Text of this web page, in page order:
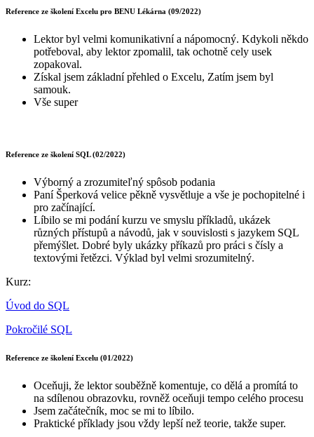
Reference ze školení Excelu pro BENU Lékárna (09/2022)
Lektor byl velmi komunikativní a nápomocný. Kdykoli někdo
potřeboval, aby lektor zpomalil, tak ochotně cely usek
zopakoval.
Získal jsem základní přehled o Excelu, Zatím jsem byl
samouk.
Vše super
Reference ze školení SQL (02/2022)
Výborný a zrozumiteľný spôsob podania
Paní Šperková velice pěkně vysvětluje a vše je pochopitelné i
pro začínající.
Líbilo se mi podání kurzu ve smyslu příkladů, ukázek
různých přístupů a návodů, jak v souvislosti s jazykem SQL
přemýšlet. Dobré byly ukázky příkazů pro práci s čísly a
textovými řetězci. Výklad byl velmi srozumitelný.
Kurz:
Úvod do SQL
Pokročilé SQL
Reference ze školení Excelu (01/2022)
Oceňuji, že lektor souběžně komentuje, co dělá a promítá to
na sdílenou obrazovku, rovněž oceňuji tempo celého procesu
Jsem začátečník, moc se mi to líbilo.
Praktické příklady jsou vždy lepší než teorie, takže super.